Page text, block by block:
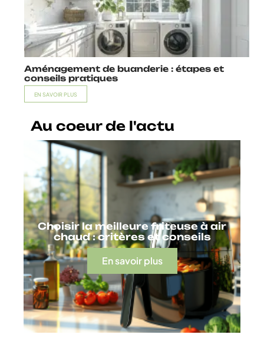
Aménagement de buanderie : étapes et
conseils pratiques
EN SAVOIR PLUS
Au coeur de l'actu
Choisir la meilleure friteuse à air
chaud : critères et conseils
En savoir plus